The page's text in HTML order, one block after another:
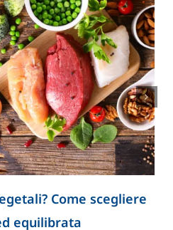
Come scegliere
equilibrata